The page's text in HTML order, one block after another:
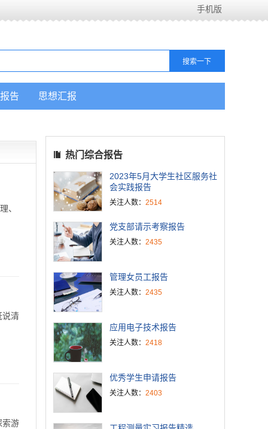
手机版
告 思想汇报
、
说清
索游
热门综合报告
2023年5月大学生社区服务社
会实践报告
关注人数： 2514
党支部请示考察报告
关注人数： 2435
管理女员工报告
关注人数： 2435
应用电子技术报告
关注人数： 2418
优秀学生申请报告
关注人数： 2403